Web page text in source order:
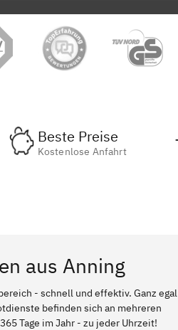
Beste Preise
Kostenlose Anfahrt
aus Anning
- schnell und effektiv. Ganz egal
befinden sich an mehreren
Tage im Jahr - zu jeder Uhrzeit!